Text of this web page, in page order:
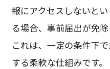
報にアクセスしないと
る場合、事前届出が免
これは、一定の条件下
する柔軟な仕組みです。